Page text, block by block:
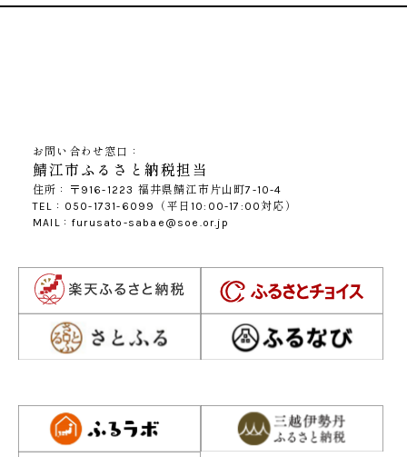
お問い合わせ窓口：
鯖江市ふるさと納税担当
住所：〒916-1223 福井県鯖江市片山町7-10-4
TEL：050-1731-6099（平日10:00-17:00対応）
MAIL：furusato-sabae@soe.or.jp